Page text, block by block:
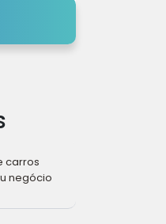
carros
negócio